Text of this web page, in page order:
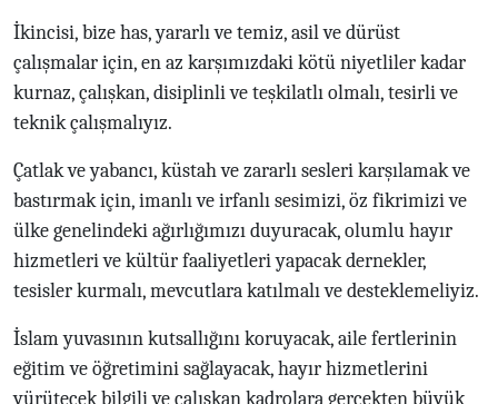
İkincisi, bize has, yararlı ve temiz, asil ve dürüst
çalışmalar için, en az karşımızdaki kötü niyetliler kadar
kurnaz, çalışkan, disiplinli ve teşkilatlı olmalı, tesirli ve
teknik çalışmalıyız.
Çatlak ve yabancı, küstah ve zararlı sesleri karşılamak ve
bastırmak için, imanlı ve irfanlı sesimizi, öz fikrimizi ve
ülke genelindeki ağırlığımızı duyuracak, olumlu hayır
hizmetleri ve kültür faaliyetleri yapacak dernekler,
tesisler kurmalı, mevcutlara katılmalı ve desteklemeliyiz.
İslam yuvasının kutsallığını koruyacak, aile fertlerinin
eğitim ve öğretimini sağlayacak, hayır hizmetlerini
yürütecek bilgili ve çalışkan kadrolara gerçekten büyük